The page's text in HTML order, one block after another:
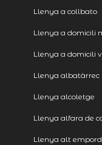
Llenya a collbato
Llenya a domicili
Llenya a domicili
Llenya albatàrrec
Llenya alcoletge
Llenya alfara de
Llenya alt